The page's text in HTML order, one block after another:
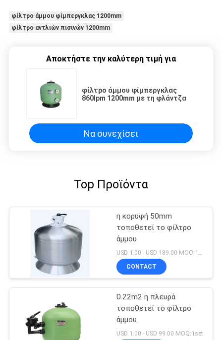
φίλτρο άμμου φίμπεργκλας 1200mm
φίλτρο αντλιών πισινών 1200mm
Αποκτήστε την καλύτερη τιμή για
φίλτρο άμμου φίμπεργκλας
860Ipm 1200mm με τη φλάντζα
Να συνεχίσει
Top Προϊόντα
η κορυφή 50mm
τοποθετεί το φίλτρο
άμμου
CONTACT
0.22m2 η πλευρά
τοποθετεί το φίλτρο
άμμου
USD 1.00 - USD 99.00 MOQ:1set